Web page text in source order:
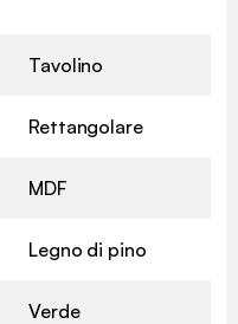
Tavolino
Rettangolare
MDF
Legno di pino
Verde